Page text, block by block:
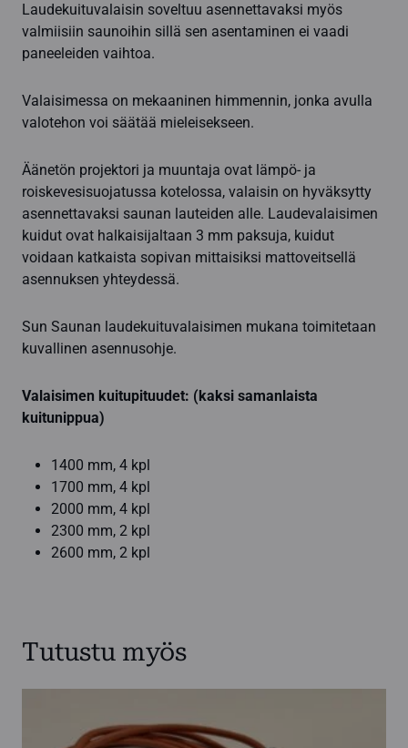
Laudekuituvalaisin soveltuu asennettavaksi myös
valmiisiin saunoihin sillä sen asentaminen ei vaadi
paneeleiden vaihtoa.
Valaisimessa on mekaaninen himmennin, jonka avulla
valotehon voi säätää mieleisekseen.
Äänetön projektori ja muuntaja ovat lämpö- ja
roiskevesisuojatussa kotelossa, valaisin on hyväksytty
asennettavaksi saunan lauteiden alle. Laudevalaisimen
kuidut ovat halkaisijaltaan 3 mm paksuja, kuidut
voidaan katkaista sopivan mittaisiksi mattoveitsellä
asennuksen yhteydessä.
Sun Saunan laudekuituvalaisimen mukana toimitetaan
kuvallinen asennusohje.
Valaisimen kuitupituudet: (kaksi samanlaista
kuitunippua)
1400 mm, 4 kpl
1700 mm, 4 kpl
2000 mm, 4 kpl
2300 mm, 2 kpl
2600 mm, 2 kpl
Tutustu myös